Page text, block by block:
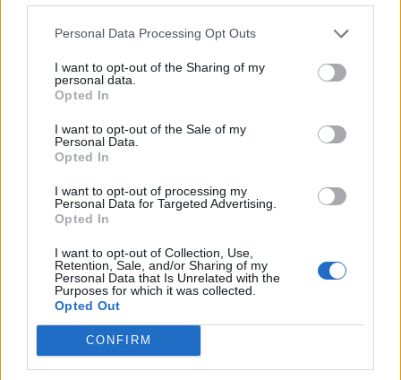
Personal Data Processing Opt Outs
I want to opt-out of the Sharing of my
personal data.
Opted In
I want to opt-out of the Sale of my
Personal Data.
Opted In
I want to opt-out of processing my
Personal Data for Targeted Advertising.
Opted In
I want to opt-out of Collection, Use,
Retention, Sale, and/or Sharing of my
Personal Data that Is Unrelated with the
Purposes for which it was collected.
Opted Out
CONFIRM
agenzia delle entrate
9.522 euro
2023-05-30
Contributo a fondo perduto [e modifiche ai sensi
della decisione SA. 62668 e decisione C(2022) 171 final)
SA 101076)
agenzia delle entrate
24.397 euro
2023-03-29
esenzioni fiscali e crediti d'imposta adottati a
COVID-19 [con mo
agenzia delle entrate
2.271 euro
2022-04-10
COVID-19: Fondo di garanzia PMI - Modifica
SA.56966, SA.57625, SA.59655